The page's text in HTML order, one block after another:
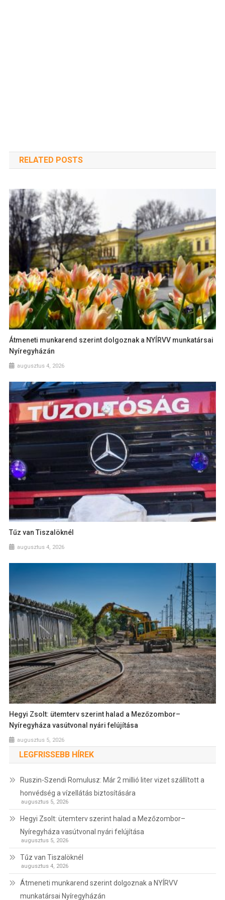
RELATED POSTS
Átmeneti munkarend szerint dolgoznak a NYÍRVV munkatársai
Nyíregyházán
augusztus 4, 2026
Tűz van Tiszalöknél
augusztus 4, 2026
Hegyi Zsolt: ütemterv szerint halad a Mezőzombor–
Nyíregyháza vasútvonal nyári felújítása
augusztus 5, 2026
LEGFRISSEBB HÍREK
Ruszin-Szendi Romulusz: Már 2 millió liter vizet szállított a
honvédség a vízellátás biztosítására
augusztus 5, 2026
Hegyi Zsolt: ütemterv szerint halad a Mezőzombor–
Nyíregyháza vasútvonal nyári felújítása
augusztus 5, 2026
Tűz van Tiszalöknél
augusztus 4, 2026
Átmeneti munkarend szerint dolgoznak a NYÍRVV
munkatársai Nyíregyházán